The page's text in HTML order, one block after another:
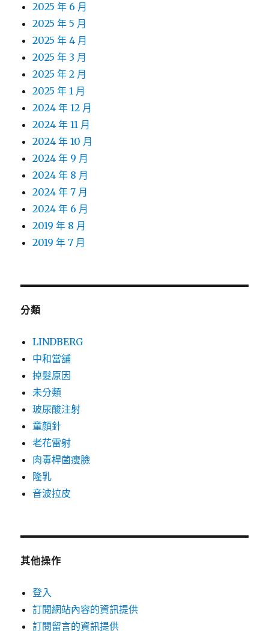
2025 年 6 月
2025 年 5 月
2025 年 4 月
2025 年 3 月
2025 年 2 月
2025 年 1 月
2024 年 12 月
2024 年 11 月
2024 年 10 月
2024 年 9 月
2024 年 8 月
2024 年 7 月
2024 年 6 月
2019 年 8 月
2019 年 7 月
分類
LINDBERG
中和當舖
掉髮原因
未分類
玻尿酸注射
童顏針
老花雷射
肉毒桿菌瘦臉
隆乳
音波拉皮
其他操作
登入
訂閱網站內容的資訊提供
訂閱留言的資訊提供